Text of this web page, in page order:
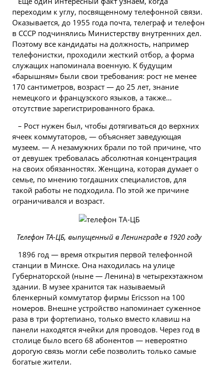
переходим к углу, посвященному телефонной связи.
Оказывается, до 1955 года почта, телеграф и телефон
в СССР подчинялись Министерству внутренних дел.
Поэтому все кандидаты на должность, например
телефонистки, проходили жесткий отбор, а форма
служащих напоминала военную. К будущим
«барышням» были свои требования: рост не менее
170 сантиметров, возраст — до 25 лет, знание
немецкого и французского языков, а также...
отсутствие зарегистрированного брака.
– Рост нужен был, чтобы дотягиваться до верхних
ячеек коммутаторов, — объясняет заведующая
музеем. — А незамужних брали по той причине, что
от девушек требовалась абсолютная концентрация
на своих обязанностях. Женщина, которая думает о
семье, по мнению тогдашних специалистов, для
такой работы не подходила. По этой же причине
ограничивался и возраст.
Телефон ТА-ЦБ, выпущенный в Ленинграде в 1920 году
1896 год — время открытия первой телефонной
станции в Минске. Она находилась на улице
Губернаторской (ныне — Ленина) в четырехэтажном
здании. В музее хранится так называемый
бленкерный коммутатор фирмы Ericsson на 100
номеров. Внешне устройство напоминает суженное
раза в три фортепиано, только вместо клавиш на
панели находятся ячейки для проводов. Через год в
столице было всего 68 абонентов — невероятно
дорогую связь могли себе позволить только самые
богатые жители.